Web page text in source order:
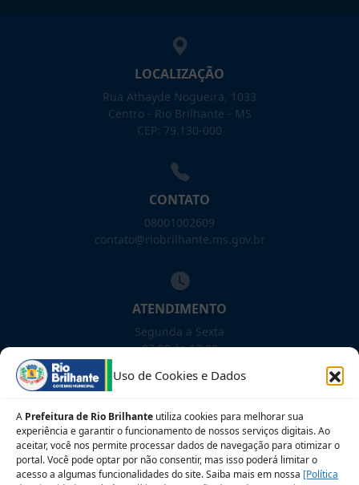
Uso de Cookies e Dados
A Prefeitura de Rio Brilhante utiliza cookies para melhorar sua
experiência e garantir o funcionamento de nossos serviços digitais. Ao
aceitar, você nos permite processar dados de navegação para otimizar o
portal. Você pode optar por não consentir, mas isso poderá limitar o
acesso a algumas funcionalidades do site. Saiba mais em nossa [Política
LOCALIZAÇÃO
Rua Athayde Nogueira, 1033
Centro - Rio Brilhante - MS
CEP: 79.130-000
CONTATO
08001002609
contato@riobrilhante.ms.gov.br
ATENDIMENTO
Segunda a Sexta
07:00 às 13:00
NOSSAS REDES!
Siga para novidades